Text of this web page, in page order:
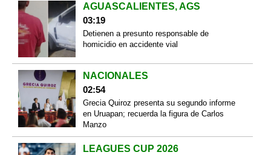
AGUASCALIENTES, AGS
03:19
Detienen a presunto responsable de
homicidio en accidente vial
NACIONALES
02:54
Grecia Quiroz presenta su segundo informe
en Uruapan; recuerda la figura de Carlos
Manzo
LEAGUES CUP 2026